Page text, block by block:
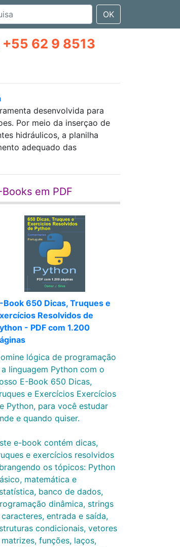
OK
+55 62 9 8513
desenvolvida para
Por meio da inserçao de
hidráulicos, a planilha
adequado das
Books em PDF
Book 650 Dicas, Truques e
Resolvidos de
- PDF com 1.200
lógica de programação
linguagem Python com o
E-Book 650 Dicas,
e Exercícios Exercícios
Python, para você estudar
e quando quiser.
e-book contém dicas,
e exercícios resolvidos
os tópicos: Python
matemática e
banco de dados,
dinâmica, strings
entrada e saída,
condicionais, vetores
funções, laços,